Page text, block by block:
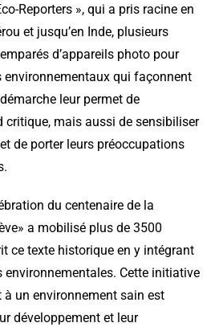
Reporters », qui a pris racine en
et jusqu’en Inde, plusieurs
d’appareils photo pour
environnementaux qui façonnent
leur permet de
critique, mais aussi de sensibiliser
de porter leurs préoccupations
du centenaire de la
a mobilisé plus de 3500
ce texte historique en y intégrant
environnementales. Cette initiative
un environnement sain est
développement et leur